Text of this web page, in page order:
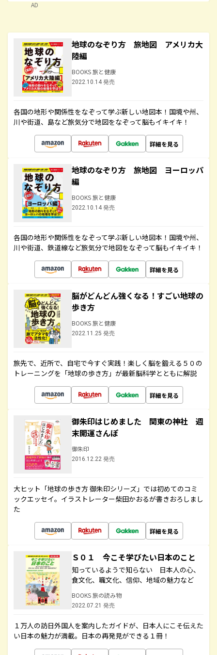
AD
地球のなぞり方 旅地図 アメリカ大
陸編
BOOKS 旅と健康
2022.10.14 発売
各国の地形や関係性をなぞって学ぶ新しい地図本！国境や州、
川や街道、島など旅気分で地図をなぞって脳もイキイキ！
詳細を見る
地球のなぞり方 旅地図 ヨーロッパ
編
BOOKS 旅と健康
2022.10.14 発売
各国の地形や関係性をなぞって学ぶ新しい地図本！国境や州、
川や街道、鉄道線など旅気分で地図をなぞって脳もイキイキ！
詳細を見る
脳がどんどん強くなる！すごい地球の
歩き方
BOOKS 旅と健康
2022.11.25 発売
旅先で、近所で、自宅で今すぐ実践！楽しく脳を鍛える５０の
トレーニングを「地球の歩き方」が最新脳科学とともに解説
詳細を見る
御朱印はじめました 関東の神社 週
末開運さんぽ
御朱印
2016.12.22 発売
大ヒット「地球の歩き方 御朱印シリーズ」では初めてのコミ
ックエッセイ。イラストレーター柴田かおるが書きおろしまし
た
詳細を見る
Ｓ０１ 今こそ学びたい日本のこと
知っているようで知らない 日本人の心、
食文化、職文化、信仰、地域の魅力など
BOOKS 旅の読み物
2022.07.21 発売
１万人の訪日外国人を案内したガイドが、日本人にこそ伝えた
い日本の魅力が満載。日本の再発見ができる１冊！